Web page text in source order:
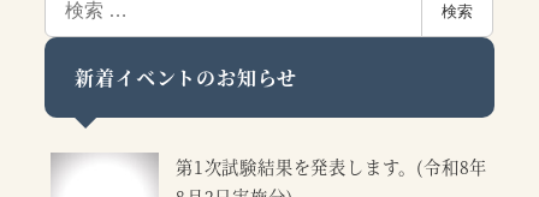
索
検索
新着イベントのお知らせ
第1次試験結果を発表します。(令和8年